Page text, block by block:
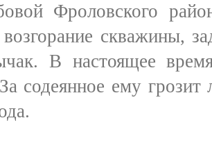
Фроловского
скважины,
В настоящее
содеянное ему